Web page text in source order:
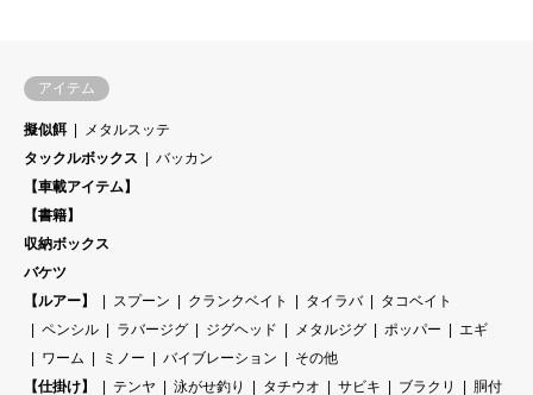
アイテム
擬似餌
メタルスッテ
タックルボックス
バッカン
【車載アイテム】
【書籍】
収納ボックス
バケツ
【ルアー】
スプーン クランクベイト タイラバ
タコベイト
ペンシル
ラバージグ ジグヘッド メタルジグ ポッパー
エギ
ワーム
ミノー バイブレーション
その他
【仕掛け】
テンヤ 泳がせ釣り タチウオ サビキ ブラクリ
胴付